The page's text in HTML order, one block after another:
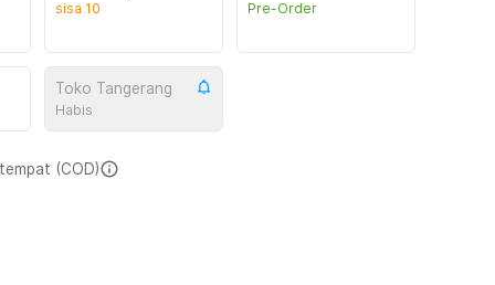
sisa 10 Pre-Order
Toko Tangerang
Habis
(COD)